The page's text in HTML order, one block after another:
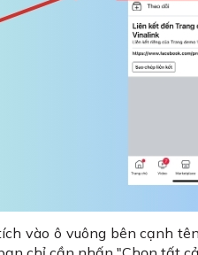
vào ô vuông bên cạnh